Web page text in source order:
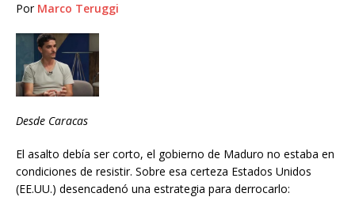
Por Marco Teruggi
Desde Caracas
El asalto debía ser corto, el gobierno de Maduro no estaba en
condiciones de resistir. Sobre esa certeza Estados Unidos
(EE.UU.) desencadenó una estrategia para derrocarlo: